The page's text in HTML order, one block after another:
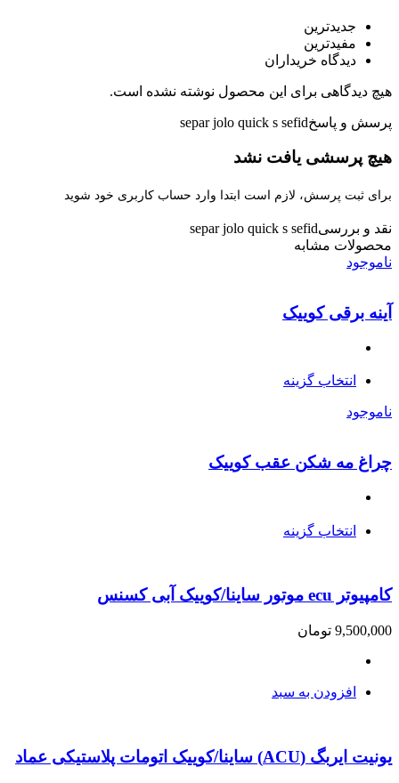
جدیدترین
مفیدترین
دیدگاه خریداران
هیچ دیدگاهی برای این محصول نوشته نشده است.
پرسش و پاسخsepar jolo quick s sefid
هیچ پرسشی یافت نشد
برای ثبت پرسش، لازم است ابتدا وارد حساب کاربری خود شوید
نقد و بررسیsepar jolo quick s sefid
محصولات مشابه
ناموجود
آینه برقی کوییک
انتخاب گزینه
ناموجود
چراغ مه شکن عقب کوییک
انتخاب گزینه
کامپیوتر ecu موتور ساینا/کوییک آبی کسنس
9,500,000 تومان
افزودن به سبد
یونیت ایربگ (ACU) ساینا/کوییک اتومات پلاستیکی عماد